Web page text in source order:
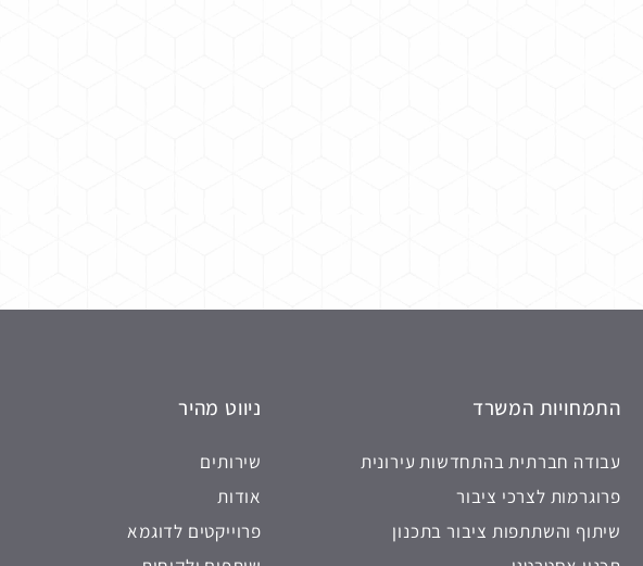
התמחויות המשרד
עבודה חברתית בהתחדשות עירונית
פרוגרמות לצרכי ציבור
שיתוף והשתתפות ציבור בתכנון
ניווט מהיר
שירותים
אודות
פרוייקטים לדוגמא